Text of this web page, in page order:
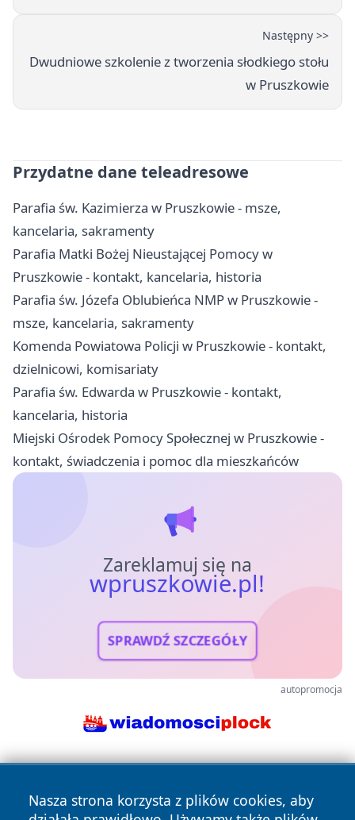
Następny >>
Dwudniowe szkolenie z tworzenia słodkiego stołu
w Pruszkowie
Przydatne dane teleadresowe
Parafia św. Kazimierza w Pruszkowie - msze,
kancelaria, sakramenty
Parafia Matki Bożej Nieustającej Pomocy w
Pruszkowie - kontakt, kancelaria, historia
Parafia św. Józefa Oblubieńca NMP w Pruszkowie -
msze, kancelaria, sakramenty
Komenda Powiatowa Policji w Pruszkowie - kontakt,
dzielnicowi, komisariaty
Parafia św. Edwarda w Pruszkowie - kontakt,
kancelaria, historia
Miejski Ośrodek Pomocy Społecznej w Pruszkowie -
kontakt, świadczenia i pomoc dla mieszkańców
Zareklamuj się na
wpruszkowie.pl!
SPRAWDŹ SZCZEGÓŁY
autopromocja
Nasza strona korzysta z plików cookies, aby